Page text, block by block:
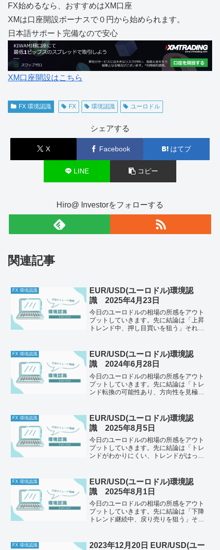
FX始めるなら、おすすめはXM口座
XMは口座開設ボーナスで０円から始められます。
日本語サポート完備なので安心
XM口座開設はこちら
FX 環境認識 FX 環境認識 ユーロドル
シェアする
X Facebook はてブ
LINE コピー
Hiro@ Investorをフォローする
関連記事
FX 環境認識
EUR/USD(ユーロドル)環境認
識 2025年4月23日
今日のユーロドルの相場の所感をアウト
プットしていきます。先に結論は「上昇
トレンド中、押し目買いを狙う」それで
今日の体調はどうか今日もとくに懸念点
はなし。メンタルは安定し...
FX 環境認識
EUR/USD(ユーロドル)環境認
識 2024年6月28日
今日のユーロドルの相場の所感をアウト
プットしていきます。先に結論は「トレ
ンド転換の可能性あり、方向性を見極め
ください。今日の体調はどうか今日はよ
く寝ることができました。...
FX 環境認識
EUR/USD(ユーロドル)環境認
識 2025年8月5日
今日のユーロドルの相場の所感をアウト
プットしていきます。先に結論は「トレ
ンドがわかりにくい、トレンドがはっき
緒に確認してください。今日の体調はど
うか今日もとくに懸念点は...
FX 環境認識
EUR/USD(ユーロドル)環境認
識 2025年8月1日
今日のユーロドルの相場の所感をアウト
プットしていきます。先に結論は「下降
トレンド継続中、戻り売りを狙う」それ
い。今日の体調はどうか今日もとくに懸
FX 環境認識 2023年12月20日 EUR/USD(ユー